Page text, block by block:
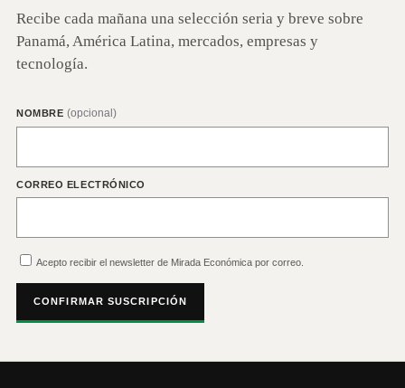
Recibe cada mañana una selección seria y breve sobre
Panamá, América Latina, mercados, empresas y
tecnología.
NOMBRE (opcional)
CORREO ELECTRÓNICO
Acepto recibir el newsletter de Mirada Económica por correo.
CONFIRMAR SUSCRIPCIÓN